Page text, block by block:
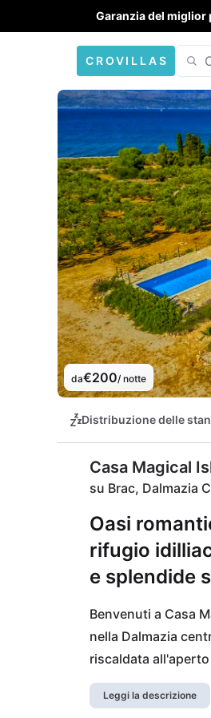
Garanzia del miglior
CROVILLAS
da€200/ notte
Distribuzione delle
Casa Magical
su Brac, Dalmazia
Oasi
rifugio
e splendide
Benvenuti a Casa
nella Dalmazia
riscaldata
distanza si trova il
esplorazioni.
Leggi la descrizione